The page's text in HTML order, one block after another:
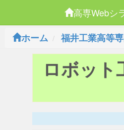
高専Webシ
ホーム
福井工業高等
ロボット